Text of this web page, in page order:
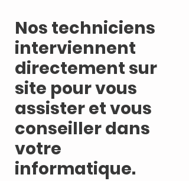
Nos techniciens
interviennent
directement sur
site pour vous
assister et vous
conseiller dans
votre
informatique.